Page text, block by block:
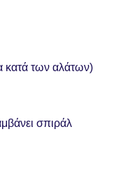
κατά των αλάτων)
σπιράλ